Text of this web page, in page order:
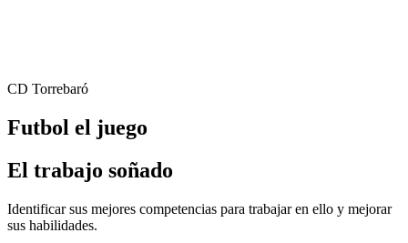
CD Torrebaró
Futbol el juego
El trabajo soñado
Identificar sus mejores competencias para trabajar en ello y mejorar
sus habilidades.